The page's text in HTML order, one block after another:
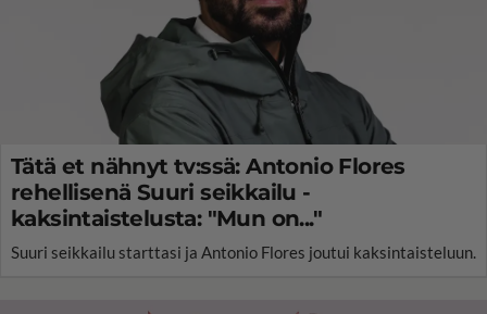
Tätä et nähnyt tv:ssä: Antonio Flores
rehellisenä Suuri seikkailu -
kaksintaistelusta: "Mun on..."
Suuri seikkailu starttasi ja Antonio Flores joutui kaksintaisteluun.